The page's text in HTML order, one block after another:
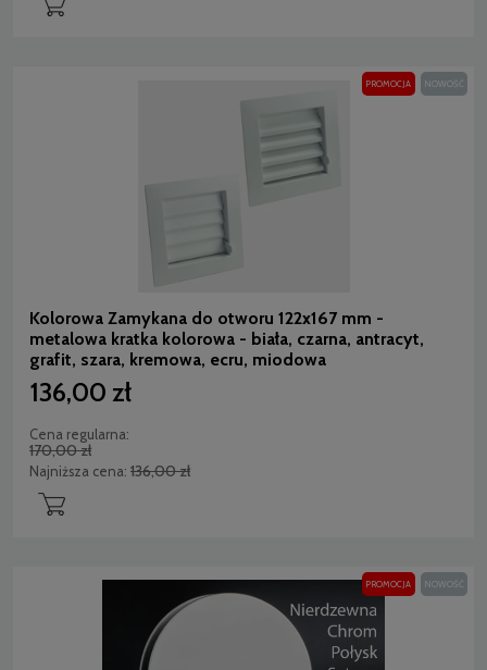
Kolorowa Zamykana do otworu 122x167 mm -
metalowa kratka kolorowa - biała, czarna, antracyt,
grafit, szara, kremowa, ecru, miodowa
136,00 zł
Cena regularna:
170,00 zł
Najniższa cena: 136,00 zł
PROMOCJA NOWOŚĆ
PROMOCJA NOWOŚĆ